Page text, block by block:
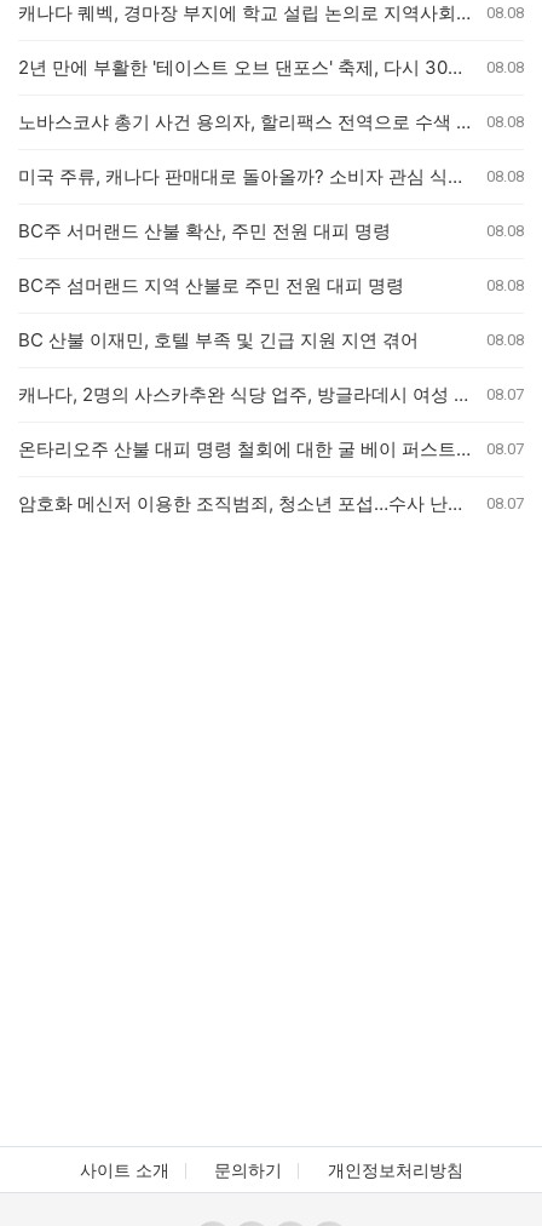
캐나다 퀘벡, 경마장 부지에 학교 설립 논의로 지역사회 갈등 08.08
2년 만에 부활한 '테이스트 오브 댄포스' 축제, 다시 30년 이어가길 08.08
노바스코샤 총기 사건 용의자, 할리팩스 전역으로 수색 확대 08.08
미국 주류, 캐나다 판매대로 돌아올까? 소비자 관심 식었나 08.08
BC주 서머랜드 산불 확산, 주민 전원 대피 명령 08.08
BC주 섬머랜드 지역 산불로 주민 전원 대피 명령 08.08
BC 산불 이재민, 호텔 부족 및 긴급 지원 지연 겪어 08.08
캐나다, 2명의 사스카추완 식당 업주, 방글라데시 여성 인신매매 유죄 판결 08.07
온타리오주 산불 대피 명령 철회에 대한 굴 베이 퍼스트 네이션의 강력 반발 08.07
암호화 메신저 이용한 조직범죄, 청소년 포섭…수사 난항 예고 08.07
사이트 소개 문의하기 개인정보처리방침